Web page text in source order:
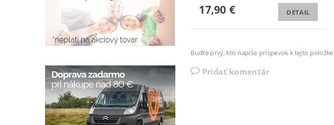
17,90 € DETAIL
Buďte prvý, kto napíše príspevok k tejto položke.
Pridať komentár